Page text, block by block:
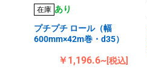
在庫 あり
プチプチ ロール（幅
600mm×42m巻・d35）
￥1,196.6~[税込]